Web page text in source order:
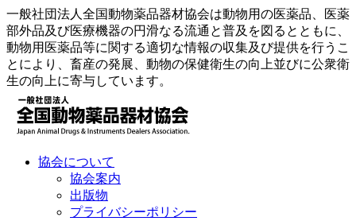
一般社団法人全国動物薬品器材協会は動物用の医薬品、医薬
部外品及び医療機器の円滑なる流通と普及を図るとともに、
動物用医薬品等に関する適切な情報の収集及び提供を行うこ
とにより、畜産の発展、動物の保健衛生の向上並びに公衆衛
生の向上に寄与しています。
協会について
協会案内
出版物
プライバシーポリシー